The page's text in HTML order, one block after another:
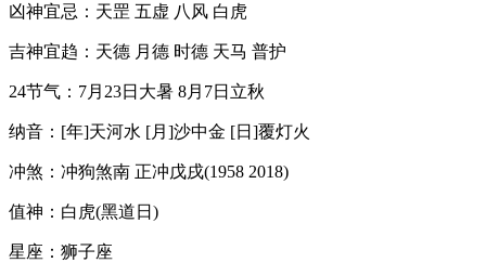
凶神宜忌：天罡 五虚 八风 白虎
吉神宜趋：天德 月德 时德 天马 普护
24节气：7月23日大暑 8月7日立秋
纳音：[年]天河水 [月]沙中金 [日]覆灯火
冲煞：冲狗煞南 正冲戊戌(1958 2018)
值神：白虎(黑道日)
星座：狮子座